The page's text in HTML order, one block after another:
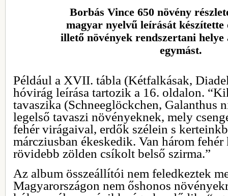
Borbás Vince 650 növény
magyar nyelvű leírását készítette
illető növények rendszertani
egymást.
Például a XVII. tábla (Kétfalkásak,
hóvirág leírása tartozik a 16. oldalon.
tavaszika (Schneeglöckchen, Galanthus
legelső tavaszi növényeknek, mely
fehér virágaival, erdők szélein s
márcziusban ékeskedik. Van három fehér
rövidebb zölden csíkolt belső szirma.”
Az album összeállítói nem feledkeztek
Magyarországon nem őshonos